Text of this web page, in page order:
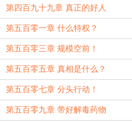
第四百九十九章 真正的好人
第五百零一章 什么特权？
第五百零三章 规模空前！
第五百零五章 真相是什么？
第五百零七章 分头行动！
第五百零九章 带好解毒药物